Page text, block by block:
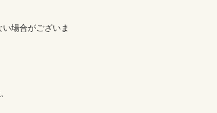
場合がございま
、